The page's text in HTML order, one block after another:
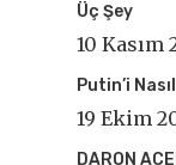
Üç Şey
10 Kasım
Putin’i
19 Ekim
DARON